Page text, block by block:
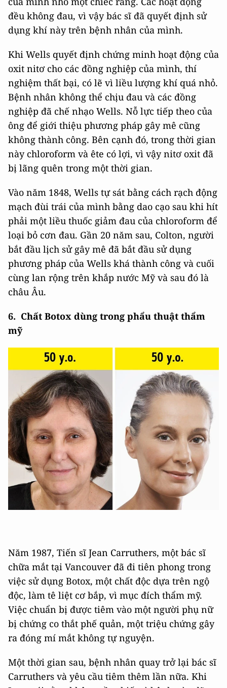
đều không đau, vì vậy bác sĩ đã quyết định sử
dụng khí này trên bệnh nhân của mình.
Khi Wells quyết định chứng minh hoạt động của
oxit nitơ cho các đồng nghiệp của mình, thí
nghiệm thất bại, có lẽ vì liều lượng khí quá nhỏ.
Bệnh nhân không thể chịu đau và các đồng
nghiệp đã chế nhạo Wells. Nỗ lực tiếp theo của
ông để giới thiệu phương pháp gây mê cũng
không thành công. Bên cạnh đó, trong thời gian
này chloroform và ête có lợi, vì vậy nitơ oxit đã
bị lãng quên trong một thời gian.
Vào năm 1848, Wells tự sát bằng cách rạch động
mạch đùi trái của mình bằng dao cạo sau khi hít
phải một liều thuốc giảm đau của chloroform để
loại bỏ cơn đau. Gần 20 năm sau, Colton, người
bắt đầu lịch sử gây mê đã bắt đầu sử dụng
phương pháp của Wells khá thành công và cuối
cùng lan rộng trên khắp nước Mỹ và sau đó là
châu Âu.
6. Chất Botox dùng trong phẩu thuật thẩm
mỹ
Năm 1987, Tiến sĩ Jean Carruthers, một bác sĩ
chữa mắt tại Vancouver đã đi tiên phong trong
việc sử dụng Botox, một chất độc dựa trên ngộ
độc, làm tê liệt cơ bắp, vì mục đích thẩm mỹ.
Việc chuẩn bị được tiêm vào một người phụ nữ
bị chứng co thắt phế quản, một triệu chứng gây
ra đóng mí mắt không tự nguyện.
Một thời gian sau, bệnh nhân quay trở lại bác sĩ
Carruthers và yêu cầu tiêm thêm lần nữa. Khi